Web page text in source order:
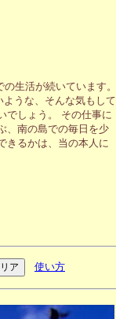
生活が続いています。
うな、そんな気もして
でしょう。 その仕事に
、南の島での毎日を少
きるかは、当の本人に
使い方